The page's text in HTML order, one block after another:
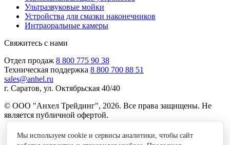
Ультразвуковые мойки
Устройства для смазки наконечников
Интраоральные камеры
Свяжитесь с нами
Отдел продаж 8 800 775 90 38
Техническая поддержка 8 800 700 88 51
sales@anhel.ru
г. Саратов, ул. Октябрьская 40/40
© ООО "Анхел Трейдинг", 2026. Все права защищены. Не
является публичной офертой.
Политика обработки персональных данных
Мы используем cookie и сервисы аналитики, чтобы сайт